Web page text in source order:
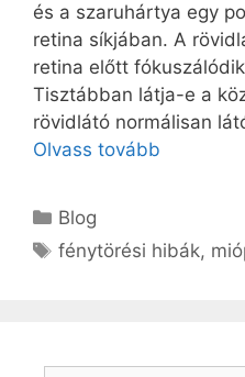
és a szaruhártya egy
retina síkjában. A
retina előtt
Tisztábban látja-e a
rövidlátó normálisan
Olvass tovább
Blog
fénytörési hibák,